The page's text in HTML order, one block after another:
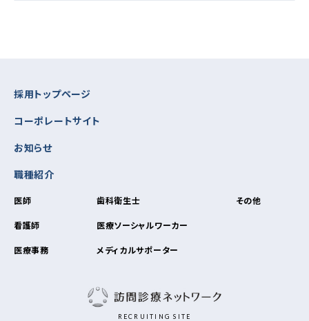
採用トップページ
コーポレートサイト
お知らせ
職種紹介
医師
看護師
医療事務
歯科衛生士
医療ソーシャルワーカー
メディカルサポーター
その他
RECRUITING SITE